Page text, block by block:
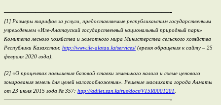
—————————————————————-
[1] Размеры тарифов за услуги, предоставляемые республиканским государственным
учреждением «Иле-Алатауский государственный национальный природный парк»
Комитета лесного хозяйства и животного мира Министерства сельского хозяйства
Республики Казахстан: http://www.ile-alatau.kz/services/(время обращения к сайту – 25
февраля 2020 года).
[2] «О процентах повышения базовой ставки земельного налога и схеме ценового
зонирования земель для целей налогообложения». Решение маслихата города Алматы
от 23 июля 2015 года № 357: http://adilet.zan.kz/rus/docs/V15R0001201.
—————————————————————-